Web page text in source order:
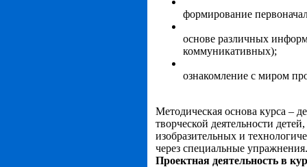
формирование
основе различных
коммуникативных);
ознакомление с миром
Методическая основа курса –
творческой деятельности
изобразительных и
через специальные упражнения.
Проектная деятельность в